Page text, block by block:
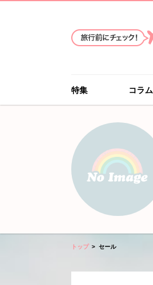
特集 コラム
トップ セール